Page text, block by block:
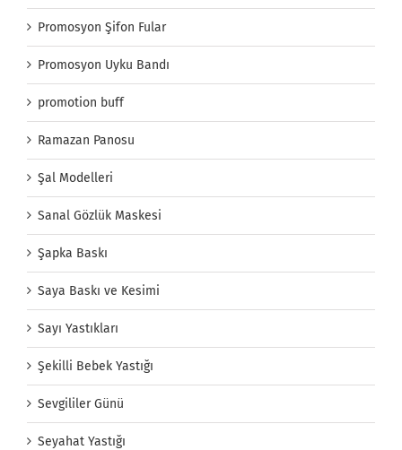
Promosyon Şifon Fular
Promosyon Uyku Bandı
promotion buff
Ramazan Panosu
Şal Modelleri
Sanal Gözlük Maskesi
Şapka Baskı
Saya Baskı ve Kesimi
Sayı Yastıkları
Şekilli Bebek Yastığı
Sevgililer Günü
Seyahat Yastığı